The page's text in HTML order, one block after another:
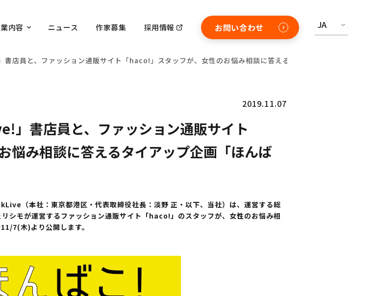
内容 ニュース 作家募集 採用情報 お問い合わせ JA
店員と、ファッション通販サイト「haco!」スタッフが、女性のお悩み相談に答えるタイアップ企画「ほんば
2019.11.07
」書店員と、ファッション通販サイト
悩み相談に答えるタイアップ企画「ほんば
（本社：東京都港区・代表取締役社長：淡野 正・以下、当社）は、運営する総
シモが運営するファッション通販サイト「haco!」のスタッフが、女性のお悩み相
7(木)より公開します。